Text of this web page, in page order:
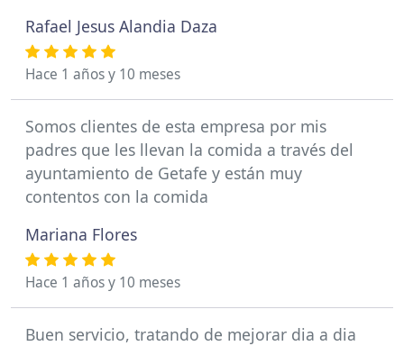
Rafael Jesus Alandia Daza
Hace 1 años y 10 meses
Somos clientes de esta empresa por mis
padres que les llevan la comida a través del
ayuntamiento de Getafe y están muy
contentos con la comida
Mariana Flores
Hace 1 años y 10 meses
Buen servicio, tratando de mejorar dia a dia